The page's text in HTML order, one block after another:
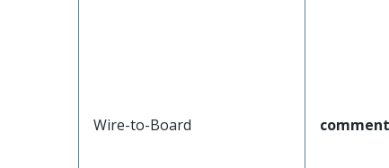
Wire-to-Board